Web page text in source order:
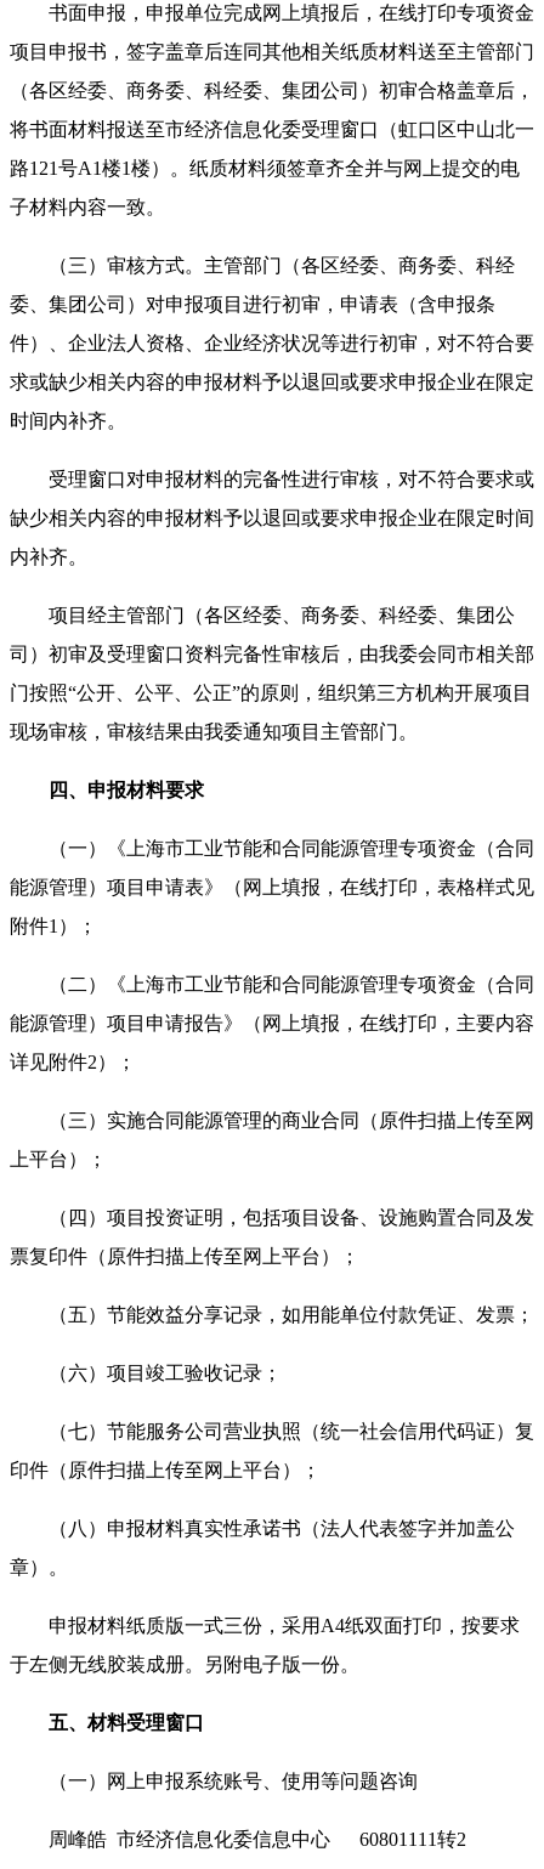
书面申报，申报单位完成网上填报后，在线打印专项资金
项目申报书，签字盖章后连同其他相关纸质材料送至主管部门
（各区经委、商务委、科经委、集团公司）初审合格盖章后，
将书面材料报送至市经济信息化委受理窗口（虹口区中山北一
路121号A1楼1楼）。纸质材料须签章齐全并与网上提交的电
子材料内容一致。
（三）审核方式。主管部门（各区经委、商务委、科经
委、集团公司）对申报项目进行初审，申请表（含申报条
件）、企业法人资格、企业经济状况等进行初审，对不符合要
求或缺少相关内容的申报材料予以退回或要求申报企业在限定
时间内补齐。
受理窗口对申报材料的完备性进行审核，对不符合要求或
缺少相关内容的申报材料予以退回或要求申报企业在限定时间
内补齐。
项目经主管部门（各区经委、商务委、科经委、集团公
司）初审及受理窗口资料完备性审核后，由我委会同市相关部
门按照“公开、公平、公正”的原则，组织第三方机构开展项目
现场审核，审核结果由我委通知项目主管部门。
四、申报材料要求
（一）《上海市工业节能和合同能源管理专项资金（合同
能源管理）项目申请表》（网上填报，在线打印，表格样式见
附件1）；
（二）《上海市工业节能和合同能源管理专项资金（合同
能源管理）项目申请报告》（网上填报，在线打印，主要内容
详见附件2）；
（三）实施合同能源管理的商业合同（原件扫描上传至网
上平台）；
（四）项目投资证明，包括项目设备、设施购置合同及发
票复印件（原件扫描上传至网上平台）；
（五）节能效益分享记录，如用能单位付款凭证、发票；
（六）项目竣工验收记录；
（七）节能服务公司营业执照（统一社会信用代码证）复
印件（原件扫描上传至网上平台）；
（八）申报材料真实性承诺书（法人代表签字并加盖公
章）。
申报材料纸质版一式三份，采用A4纸双面打印，按要求
于左侧无线胶装成册。另附电子版一份。
五、材料受理窗口
（一）网上申报系统账号、使用等问题咨询
周峰皓 市经济信息化委信息中心 60801111转2